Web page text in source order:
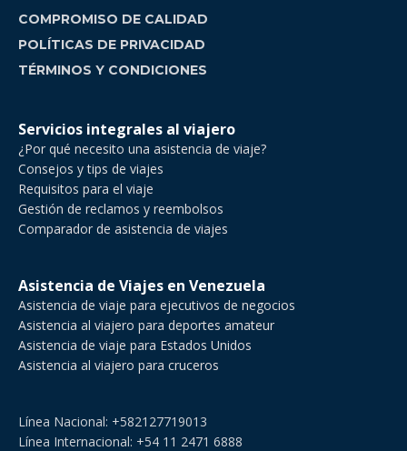
COMPROMISO DE CALIDAD
POLÍTICAS DE PRIVACIDAD
TÉRMINOS Y CONDICIONES
Servicios integrales al viajero
¿Por qué necesito una asistencia de viaje?
Consejos y tips de viajes
Requisitos para el viaje
Gestión de reclamos y reembolsos
Comparador de asistencia de viajes
Asistencia de Viajes en Venezuela
Asistencia de viaje para ejecutivos de negocios
Asistencia al viajero para deportes amateur
Asistencia de viaje para Estados Unidos
Asistencia al viajero para cruceros
Línea Nacional: +582127719013
Línea Internacional: +54 11 2471 6888